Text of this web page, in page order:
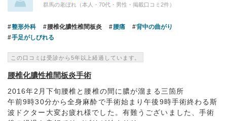
群馬の老ぼれ（本人・70代・男性・掲載口コミ2件）
整形外科 腰椎化膿性椎間板炎 腰痛
背中の曲がり
手足がしびれる
この口コミは受診から5年以上経過しています。
腰椎化膿性椎間板炎手術
2016年2月下旬腰椎と腰椎の間に膿が溜まる三箇所
午前9時30分から全身麻酔で手術始まり午後9時手術終わる斯
波ドクター大変お疲れ様でした。有難うございました、手術